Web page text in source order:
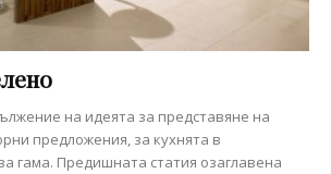
на идеята за представяне на
предложения, за кухнята в
гама. Предишната статия озаглавена